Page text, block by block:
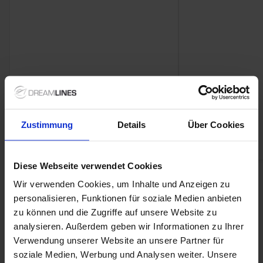
Zustimmung Details Über Cookies
Diese Webseite verwendet Cookies
Wir verwenden Cookies, um Inhalte und Anzeigen zu
personalisieren, Funktionen für soziale Medien anbieten
zu können und die Zugriffe auf unsere Website zu
analysieren. Außerdem geben wir Informationen zu Ihrer
Verwendung unserer Website an unsere Partner für
soziale Medien, Werbung und Analysen weiter. Unsere
Ihnen die Möglichkeit, die faszinierende Tierwelt hautnah
zu erleben.
Hauptstadt Argentiniens, ist bekannt für ihr reiches
kulturelles Erbe und ihre kulinarischen Köstlichkeiten.
Sie ein traditionelles Asado.
Montevideo,Uruguay: Montevideo bietet eine lebendige
Strandkultur und eine attraktive Altstadt. Nutzen Sie die
Gelegenheit, um dieCiudad Viejaund den örtlichen
Mercado del Puerto zu erkunden.
Stanley,Falklandinseln: Stanley ist die Hauptstadt der
Falklandinseln und beheimatet eine einzigartige Tierwelt.
Dr.Med.H.Cengiz C.
Paar
Jörg S.
4 Optionen